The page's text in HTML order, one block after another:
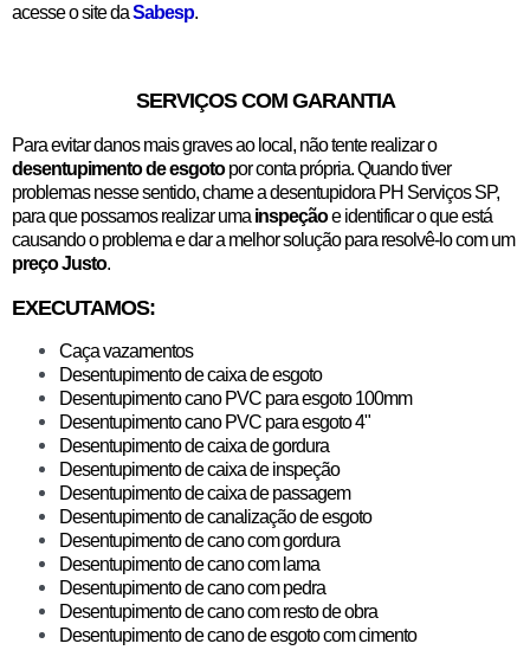
acesse o site daSabesp.
SERVIÇOS COM GARANTIA
Para evitar danos mais graves ao local, não tente realizar o
desentupimento de esgotopor conta própria. Quando tiver
problemas nesse sentido, chame a desentupidora PH Serviços SP,
para que possamos realizar uma inspeçãoe identificar o que está
causando o problema e dar a melhor solução para resolvê-lo com um
preço Justo.
EXECUTAMOS:
Caça vazamentos
Desentupimento de caixa de esgoto
Desentupimento cano PVC para esgoto 100mm
Desentupimento cano PVC para esgoto 4"
Desentupimento de caixa de gordura
​Desentupimento de caixa de inspeção
Desentupimento de caixa de passagem
Desentupimento de canalização de esgoto
Desentupimento de cano com gordura
Desentupimento de cano com lama
Desentupimento de cano com pedra
Desentupimento de cano com resto de obra
Desentupimento de cano de esgoto com cimento